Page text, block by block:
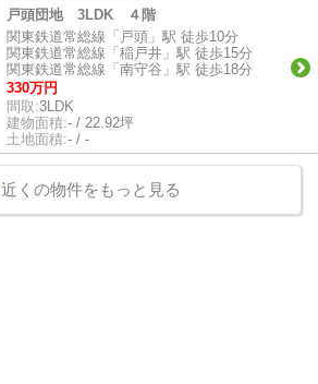
戸頭団地 3LDK ４階
関東鉄道常総線「戸頭」駅 徒歩10分
関東鉄道常総線「稲戸井」駅 徒歩15分
関東鉄道常総線「南守谷」駅 徒歩18分
330万円
間取:3LDK
建物面積:- / 22.92坪
土地面積:- / -
近くの物件をもっと見る